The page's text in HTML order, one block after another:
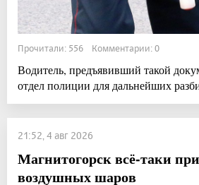
Прочитали: 556 Комментарии: 0
Водитель, предъявивший такой
отдел полиции для дальнейших
21:52, 4 авг 2026
Магнитогорск всё-таки
воздушных шаров